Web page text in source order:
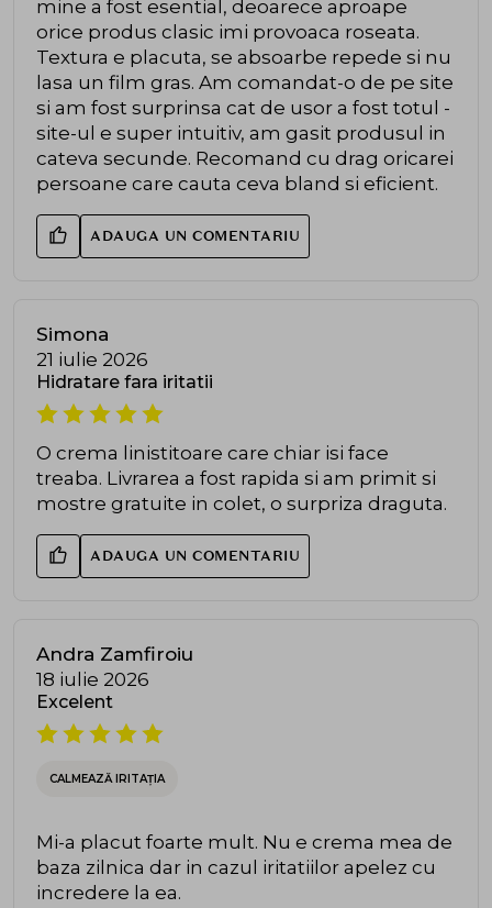
mine a fost esential, deoarece aproape
orice produs clasic imi provoaca roseata.
Textura e placuta, se absoarbe repede si nu
lasa un film gras. Am comandat-o de pe site
si am fost surprinsa cat de usor a fost totul -
site-ul e super intuitiv, am gasit produsul in
cateva secunde. Recomand cu drag oricarei
persoane care cauta ceva bland si eficient.
ADAUGA UN COMENTARIU
Simona
21 iulie 2026
Hidratare fara iritatii
O crema linistitoare care chiar isi face
treaba. Livrarea a fost rapida si am primit si
mostre gratuite in colet, o surpriza draguta.
ADAUGA UN COMENTARIU
Andra Zamfiroiu
18 iulie 2026
Excelent
CALMEAZĂ IRITAȚIA
Mi-a placut foarte mult. Nu e crema mea de
baza zilnica dar in cazul iritatiilor apelez cu
incredere la ea.